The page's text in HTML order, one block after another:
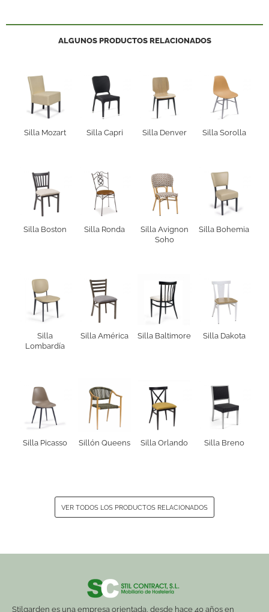
ALGUNOS PRODUCTOS RELACIONADOS
Silla Mozart Silla Capri Silla Denver Silla Sorolla
Silla Boston Silla Ronda
Silla Avignon
Soho
Silla Bohemia
Silla
Lombardía
Silla América Silla Baltimore Silla Dakota
Silla Picasso Sillón Queens Silla Orlando Silla Breno
VER TODOS LOS PRODUCTOS RELACIONADOS
Stilgarden es una empresa orientada, desde hace 40 años en